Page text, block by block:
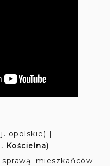
opolskie) |
Kościelna)
mieszkańców